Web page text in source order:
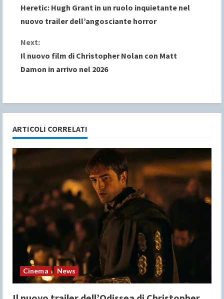
o
n
t
n
u
e
a
d
n
g
Heretic: Hugh Grant in un ruolo inquietante nel
nuovo trailer dell’angosciante horror
Next:
Il nuovo film di Christopher Nolan con Matt
Damon in arrivo nel 2026
ARTICOLI CORRELATI
Cinema News